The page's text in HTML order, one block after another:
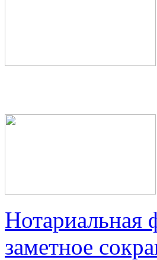
Нотариальная
заметное